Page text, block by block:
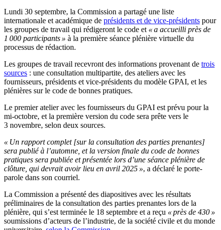
Lundi 30 septembre, la Commission a partagé une liste
internationale et académique de présidents et de vice-présidents pour
les groupes de travail qui rédigeront le code et « a accueilli près de
1 000 participants » à la première séance plénière virtuelle du
processus de rédaction.
Les groupes de travail recevront des informations provenant de trois
sources : une consultation multipartite, des ateliers avec les
fournisseurs, présidents et vice-présidents du modèle GPAI, et les
plénières sur le code de bonnes pratiques.
Le premier atelier avec les fournisseurs du GPAI est prévu pour la
mi-octobre, et la première version du code sera prête vers le
3 novembre, selon deux sources.
« Un rapport complet [sur la consultation des parties prenantes]
sera publié à l’automne, et la version finale du code de bonnes
pratiques sera publiée et présentée lors d’une séance plénière de
clôture, qui devrait avoir lieu en avril 2025 », a déclaré le porte-
parole dans son courriel.
La Commission a présenté des diapositives avec les résultats
préliminaires de la consultation des parties prenantes lors de la
plénière, qui s’est terminée le 18 septembre et a reçu « près de 430 »
soumissions d’acteurs de l’industrie, de la société civile et du monde